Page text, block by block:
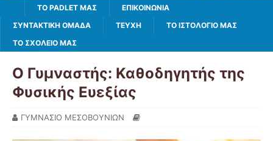
TO PADLET ΜΑΣ
ΕΠΙΚΟΙΝΩΝΙΑ
ΣΥΝΤΑΚΤΙΚΗ ΟΜΑΔΑ
ΤΕΥΧΗ
ΤΟ ΙΣΤΟΛΌΓΙΌ ΜΑΣ
ΤΟ ΣΧΟΛΕΙΟ ΜΑΣ
Ο Γυμναστής: Καθοδηγητής της
Φυσικής Ευεξίας
ΓΥΜΝΑΣΙΟ ΜΕΣΟΒΟΥΝΙΩΝ